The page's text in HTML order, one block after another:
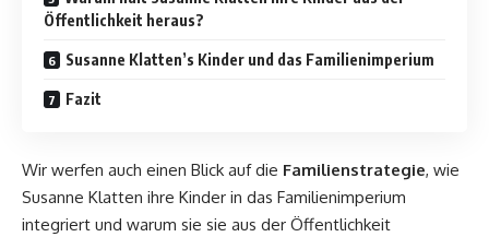
Öffentlichkeit heraus?
Susanne Klatten’s Kinder und das Familienimperium
Fazit
Wir werfen auch einen Blick auf die Familienstrategie, wie
Susanne Klatten ihre Kinder in das Familienimperium
integriert und warum sie sie aus der Öffentlichkeit